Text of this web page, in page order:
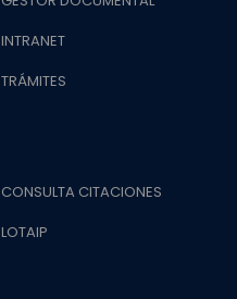
INTRANET
TRÁMITES
CONSULTA CITACIONES
LOTAIP